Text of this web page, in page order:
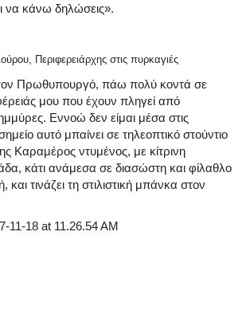
να κάνω δηλώσεις».
Περιφερειάρχης στις πυρκαγιές
Πρωθυπουργό, πάω πολύ κοντά σε
μου που έχουν πληγεί από
Εννοώ δεν είμαι μέσα στις
αυτό μπαίνει σε τηλεοπτικό στούντιο
Καραμέρος ντυμένος, με κίτρινη
κάτι ανάμεσα σε διασώστη και φίλαθλο
τινάζει τη στιλιστική μπάνκα στον